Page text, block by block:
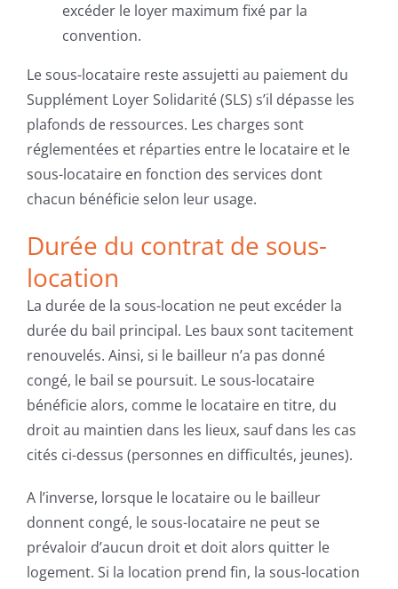
excéder le loyer maximum fixé par la
convention.
Le sous-locataire reste assujetti au paiement du
Supplément Loyer Solidarité (SLS) s’il dépasse les
plafonds de ressources. Les charges sont
réglementées et réparties entre le locataire et le
sous-locataire en fonction des services dont
chacun bénéficie selon leur usage.
Durée du contrat de sous-
location
La durée de la sous-location ne peut excéder la
durée du bail principal. Les baux sont tacitement
renouvelés. Ainsi, si le bailleur n’a pas donné
congé, le bail se poursuit. Le sous-locataire
bénéficie alors, comme le locataire en titre, du
droit au maintien dans les lieux, sauf dans les cas
cités ci-dessus (personnes en difficultés, jeunes).
A l’inverse, lorsque le locataire ou le bailleur
donnent congé, le sous-locataire ne peut se
prévaloir d’aucun droit et doit alors quitter le
logement. Si la location prend fin, la sous-location